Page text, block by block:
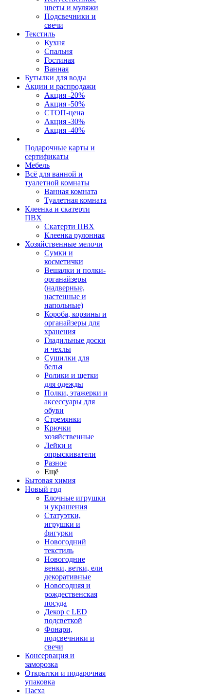
цветы и муляжи
Подсвечники и
свечи
Текстиль
Кухня
Спальня
Гостиная
Ванная
Бутылки для воды
Акции и распродажи
Акция -20%
Акция -50%
СТОП-цена
Акция -30%
Акция -40%
Подарочные карты и
сертификаты
Мебель
Всё для ванной и
туалетной комнаты
Ванная комната
Туалетная комната
Клеенка и скатерти
ПВХ
Скатерти ПВХ
Клеенка рулонная
Хозяйственные мелочи
Сумки и
косметички
Вешалки и полки-
органайзеры
(надверные,
настенные и
напольные)
Короба, корзины и
органайзеры для
хранения
Гладильные доски
и чехлы
Сушилки для
белья
Ролики и щетки
для одежды
Полки, этажерки и
аксессуары для
обуви
Стремянки
Крючки
хозяйственные
Лейки и
опрыскиватели
Разное
Ещё
Бытовая химия
Новый год
Елочные игрушки
и украшения
Статуэтки,
игрушки и
фигурки
Новогодний
текстиль
Новогодние
венки, ветки, ели
декоративные
Новогодняя и
рождественская
посуда
Декор с LED
подсветкой
Фонари,
подсвечники и
свечи
Консервация и
заморозка
Открытки и подарочная
упаковка
Пасха